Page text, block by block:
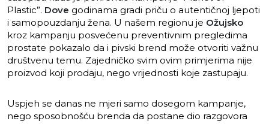
Plastic”. Dove godinama gradi priču o autentičnoj ljepoti
i samopouzdanju žena. U našem regionu je Ožujsko
kroz kampanju posvećenu preventivnim pregledima
prostate pokazalo da i pivski brend može otvoriti važnu
društvenu temu. Zajedničko svim ovim primjerima nije
proizvod koji prodaju, nego vrijednosti koje zastupaju.
Uspjeh se danas ne mjeri samo dosegom kampanje,
nego sposobnošću brenda da postane dio razgovora